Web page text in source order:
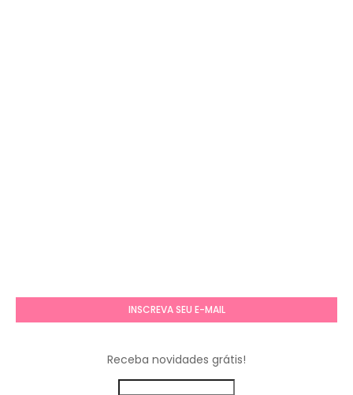
INSCREVA SEU E-MAIL
Receba novidades grátis!